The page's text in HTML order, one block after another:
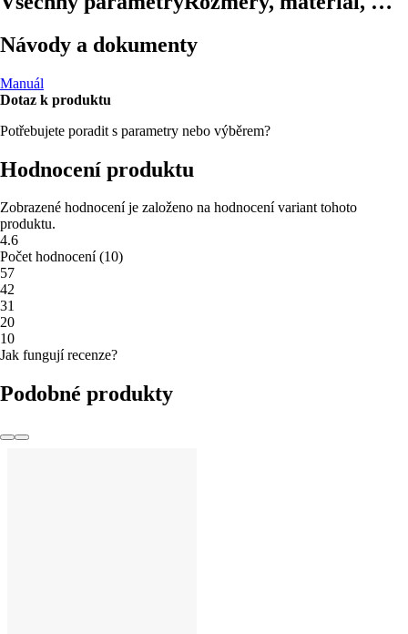
Návody a dokumenty
Manuál
Dotaz k produktu
Potřebujete poradit s parametry nebo výběrem?
Hodnocení produktu
Zobrazené hodnocení je založeno na hodnocení variant tohoto
produktu.
4.6
Počet hodnocení(10)
57
42
31
20
10
Jak fungují recenze?
Podobné produkty